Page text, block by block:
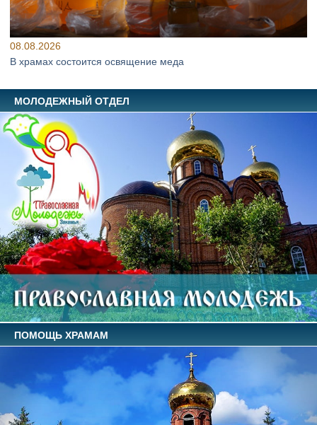
08.08.2026
В храмах состоится освящение меда
МОЛОДЕЖНЫЙ ОТДЕЛ
ПОМОЩЬ ХРАМАМ